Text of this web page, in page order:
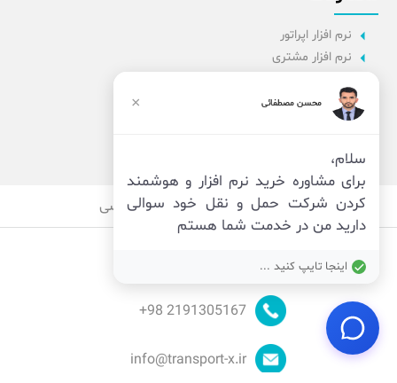
نرم افزار اپراتور
نرم افزار مشتری
نرم افزار راننده
پنل مدیریت
قوانین امنیت حریم خصوصی
2191305167
98+
info@transport-x.ir
محسن مصطفائی ×
سلام،
برای مشاوره خرید نرم افزار و هوشمند
کردن شرکت حمل و نقل خود سوالی
دارید من در خدمت شما هستم
اینجا تایپ کنید ...